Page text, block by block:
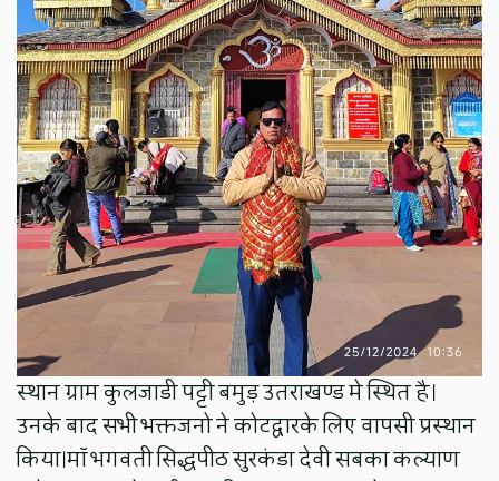
स्थान ग्राम कुलजाडी पट्टी बमुड़ उतराखण्ड मे स्थित है।
उनके बाद सभी भक्तजनो ने कोटद्वारके लिए वापसी प्रस्थान
किया।माॅ भगवती सिद्धपीठ सुरकंडा देवी सबका कल्याण